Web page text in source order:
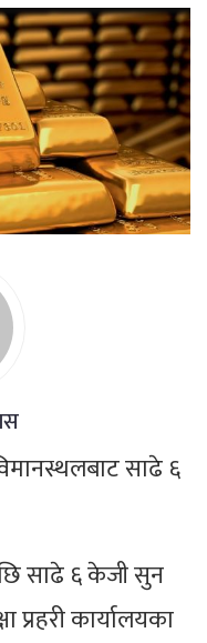
विमानस्थलबाट साढे ६
साढे ६ केजी सुन
प्रहरी कार्यालयका